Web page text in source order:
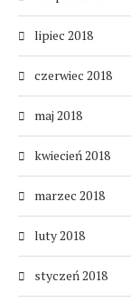
lipiec 2018
czerwiec 2018
maj 2018
kwiecień 2018
marzec 2018
luty 2018
styczeń 2018